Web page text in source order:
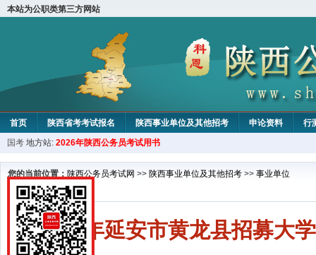
本站为公职类第三方网站
首页 陕西省考考试报名 陕西事业单位及其他招考 申论资料
行
国考 地方站: 2026年陕西公务员考试用书
您的当前位置： 陕西公务员考试网 >> 陕西事业单位及其他招考 >> 事业单位
2026年延安市黄龙县招募大